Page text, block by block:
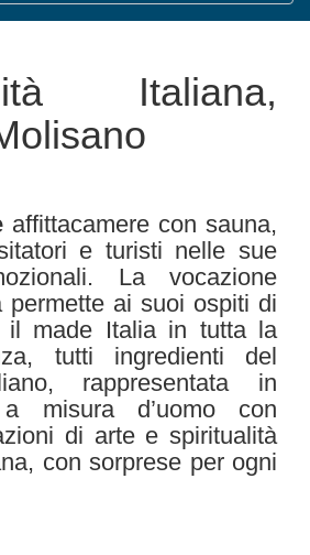
Italiana,
affittacamere con sauna,
e turisti nelle sue
La vocazione
permette ai suoi ospiti di
il made Italia in tutta la
tutti ingredienti del
rappresentata in
misura d’uomo con
di arte e spiritualità
con sorprese per ogni